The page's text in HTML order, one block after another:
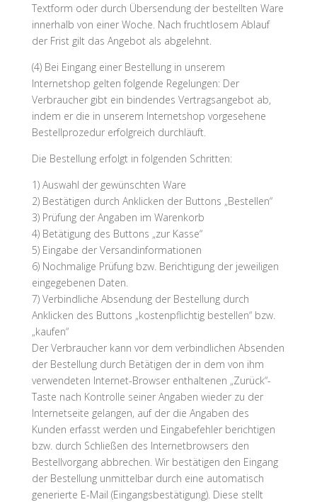
Textform oder durch Übersendung der bestellten Ware
innerhalb von einer Woche. Nach fruchtlosem Ablauf
der Frist gilt das Angebot als abgelehnt.
(4) Bei Eingang einer Bestellung in unserem
Internetshop gelten folgende Regelungen: Der
Verbraucher gibt ein bindendes Vertragsangebot ab,
indem er die in unserem Internetshop vorgesehene
Bestellprozedur erfolgreich durchläuft.
Die Bestellung erfolgt in folgenden Schritten:
1) Auswahl der gewünschten Ware
2) Bestätigen durch Anklicken der Buttons „Bestellen“
3) Prüfung der Angaben im Warenkorb
4) Betätigung des Buttons „zur Kasse“
5) Eingabe der Versandinformationen
6) Nochmalige Prüfung bzw. Berichtigung der jeweiligen
eingegebenen Daten.
7) Verbindliche Absendung der Bestellung durch
Anklicken des Buttons „kostenpflichtig bestellen“ bzw.
„kaufen“
Der Verbraucher kann vor dem verbindlichen Absenden
der Bestellung durch Betätigen der in dem von ihm
verwendeten Internet-Browser enthaltenen „Zurück“-
Taste nach Kontrolle seiner Angaben wieder zu der
Internetseite gelangen, auf der die Angaben des
Kunden erfasst werden und Eingabefehler berichtigen
bzw. durch Schließen des Internetbrowsers den
Bestellvorgang abbrechen. Wir bestätigen den Eingang
der Bestellung unmittelbar durch eine automatisch
generierte E-Mail (Eingangsbestätigung). Diese stellt